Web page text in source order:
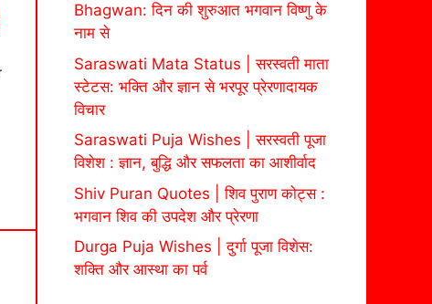
Bhagwan: दिन की शुरुआत भगवान विष्णु के
नाम से
Saraswati Mata Status | सरस्वती माता
स्टेटस: भक्ति और ज्ञान से भरपूर प्रेरणादायक
विचार
Saraswati Puja Wishes | सरस्वती पूजा
विशेश : ज्ञान, बुद्धि और सफलता का आशीर्वाद
Shiv Puran Quotes | शिव पुराण कोट्स :
भगवान शिव की उपदेश और प्रेरणा
Durga Puja Wishes | दुर्गा पूजा विशेस:
शक्ति और आस्था का पर्व